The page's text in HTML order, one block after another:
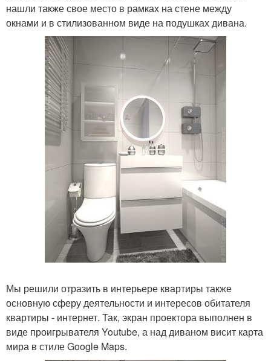
нашли также свое место в рамках на стене между
окнами и в стилизованном виде на подушках дивана.
Мы решили отразить в интерьере квартиры также
основную сферу деятельности и интересов обитателя
квартиры - интернет. Так, экран проектора выполнен в
виде проигрывателя Youtube, а над диваном висит карта
мира в стиле Google Maps.